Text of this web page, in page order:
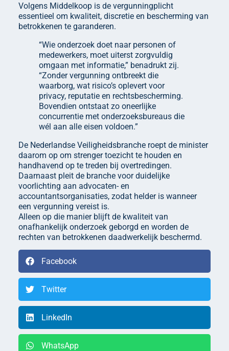
Volgens Middelkoop is de vergunningplicht
essentieel om kwaliteit, discretie en bescherming van
betrokkenen te garanderen.
“Wie onderzoek doet naar personen of
medewerkers, moet uiterst zorgvuldig
omgaan met informatie,” benadrukt zij.
“Zonder vergunning ontbreekt die
waarborg, wat risico’s oplevert voor
privacy, reputatie en rechtsbescherming.
Bovendien ontstaat zo oneerlijke
concurrentie met onderzoeksbureaus die
wél aan alle eisen voldoen.”
De Nederlandse Veiligheidsbranche roept de minister
daarom op om strenger toezicht te houden en
handhavend op te treden bij overtredingen.
Daarnaast pleit de branche voor duidelijke
voorlichting aan advocaten- en
accountantsorganisaties, zodat helder is wanneer
een vergunning vereist is.
Alleen op die manier blijft de kwaliteit van
onafhankelijk onderzoek geborgd en worden de
rechten van betrokkenen daadwerkelijk beschermd.
Facebook
Twitter
LinkedIn
WhatsApp